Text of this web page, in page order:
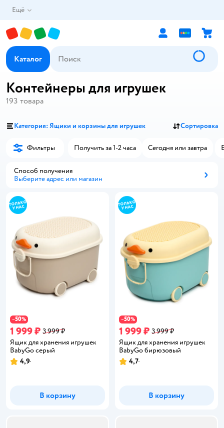
Ещё
Каталог
Контейнеры для игрушек
193 товара
Категория: Ящики и корзины для игрушек Сортировка
Фильтры Получить за 1-2 часа Сегодня или завтра
Способ получения
Выберите адрес или магазин
−50%
1 999 ₽ 3 999 ₽
Ящик для хранения игрушек
BabyGo серый
Рейтинг:
4,9
В корзину
−50%
1 999 ₽ 3 999 ₽
Ящик для хранения игрушек
BabyGo бирюзовый
Рейтинг:
4,7
В корзину